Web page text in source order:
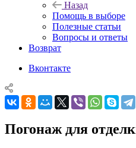
Назад
Помощь в выборе
Полезные статьи
Вопросы и ответы
Возврат
Вконтакте
Погонаж для